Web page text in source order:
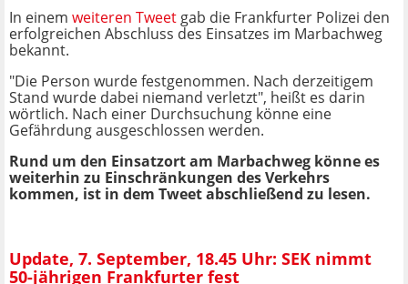
In einem weiteren Tweetgab die Frankfurter Polizei den
erfolgreichen Abschluss des Einsatzes im Marbachweg
bekannt.
"Die Person wurde festgenommen. Nach derzeitigem
Stand wurde dabei niemand verletzt", heißt es darin
wörtlich. Nach einer Durchsuchung könne eine
Gefährdung ausgeschlossen werden.
Rund um den Einsatzort am Marbachweg könne es
weiterhin zu Einschränkungen des Verkehrs
kommen, ist in dem Tweet abschließend zu lesen.
Update, 7. September, 18.45 Uhr: SEK nimmt
50-jährigen Frankfurter fest